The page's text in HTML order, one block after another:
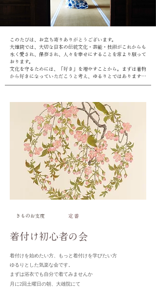
このたびは、お立ち寄りありがとうございます。
大雄院では、大切な日本の伝統文化・芸能・技術がこれからも
永く愛され、保存され、人々を幸せにすることを常より願って
おります。
文化を守るためには、「好き」を増やすことから。まずは着物
から好きになっていただこうと考え、ゆるりとではあります
ます。まずは袖を通してみませんか。
このページを見つけてくださったあなたはきっと、着物に興味
がおありで、
既に十分楽しまれている方かもしれないし、なんだか素敵な予
感はしているけれど、やはり敷居が高いと思っておられるかも
しれません。経験値や思いの大小は関係なく、既に好きの種を
持っている方であるはず。
大雄院きもの部は皆さまの好きの種を育てるお手伝いをしたい
のです。
​ぜひ、ぜひお気軽にご参加ください。
着付け初心者の会
きものお支度
着付けを始めたい方、もっと着付けを学びたい方
ゆるりとした気楽な会です。
まずは浴衣でも自分で着てみませんか
​月に2回土曜日の朝、大雄院にて
定 番